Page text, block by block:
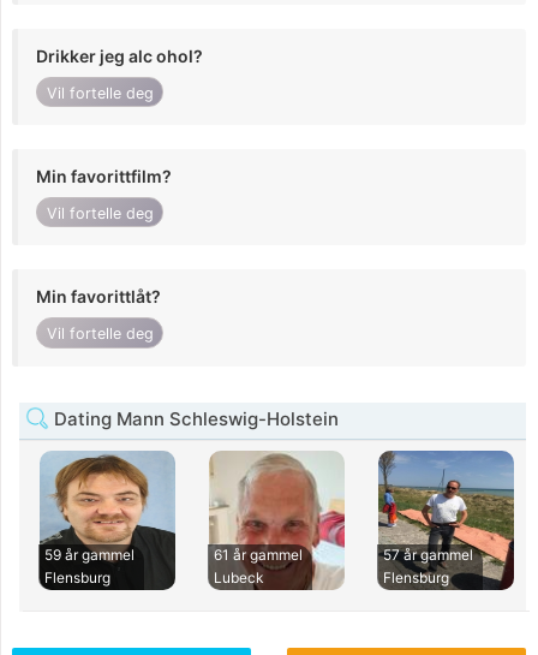
Drikker jeg alc ohol?
Vil fortelle deg
Min favorittfilm?
Vil fortelle deg
Min favorittlåt?
Vil fortelle deg
Dating Mann Schleswig-Holstein
59 år gammel
Flensburg
61 år gammel
Lubeck
57 år gammel
Flensburg